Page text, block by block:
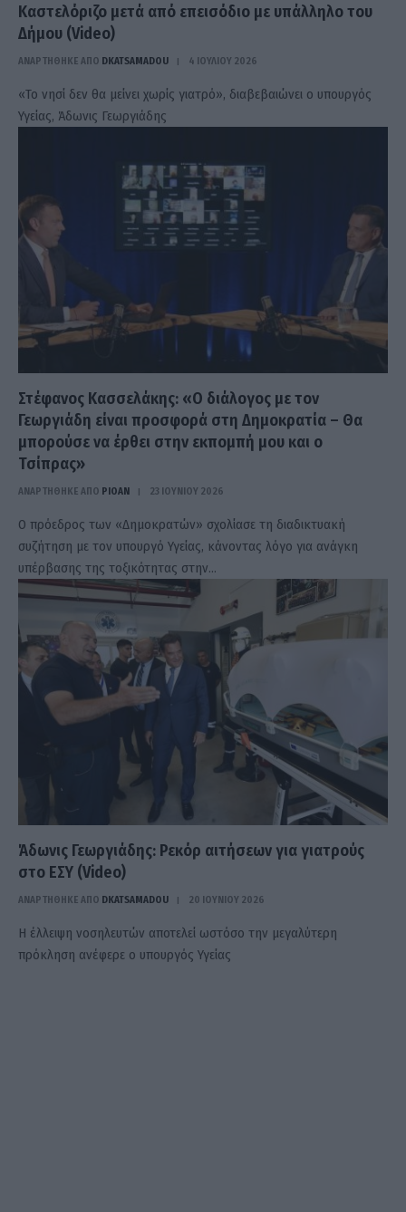
Καστελόριζο μετά από επεισόδιο με υπάλληλο του
Δήμου (Video)
ΑΝΑΡΤΗΘΗΚΕ ΑΠΟ DKATSAMADOU 4 ΙΟΥΛΊΟΥ 2026
«Το νησί δεν θα μείνει χωρίς γιατρό», διαβεβαιώνει ο υπουργός
Υγείας, Άδωνις Γεωργιάδης
Στέφανος Κασσελάκης: «Ο διάλογος με τον
Γεωργιάδη είναι προσφορά στη Δημοκρατία – Θα
μπορούσε να έρθει στην εκπομπή μου και ο
Τσίπρας»
ΑΝΑΡΤΗΘΗΚΕ ΑΠΟ PIOAN 23 ΙΟΥΝΊΟΥ 2026
Ο πρόεδρος των «Δημοκρατών» σχολίασε τη διαδικτυακή
συζήτηση με τον υπουργό Υγείας, κάνοντας λόγο για ανάγκη
υπέρβασης της τοξικότητας στην…
Άδωνις Γεωργιάδης: Ρεκόρ αιτήσεων για γιατρούς
στο ΕΣΥ (Video)
ΑΝΑΡΤΗΘΗΚΕ ΑΠΟ DKATSAMADOU 20 ΙΟΥΝΊΟΥ 2026
Η έλλειψη νοσηλευτών αποτελεί ωστόσο την μεγαλύτερη
πρόκληση ανέφερε ο υπουργός Υγείας